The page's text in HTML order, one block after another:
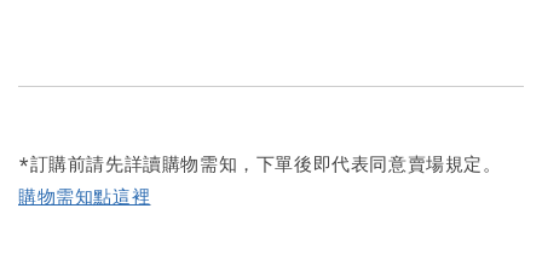
*訂購前請先詳讀購物需知，下單後即代表同意賣場規定。
購物需知點這裡